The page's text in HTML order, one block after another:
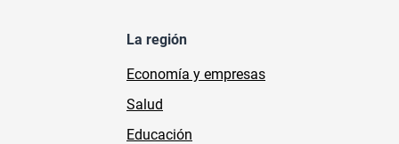
La región
Economía y empresas
Salud
Educación